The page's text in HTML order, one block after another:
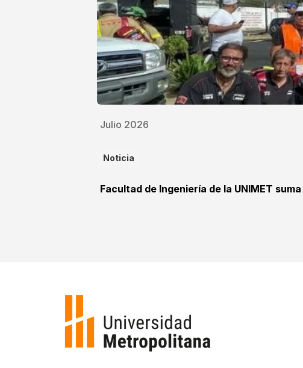
Julio 2026
Noticia
Facultad de Ingeniería de la UNIMET